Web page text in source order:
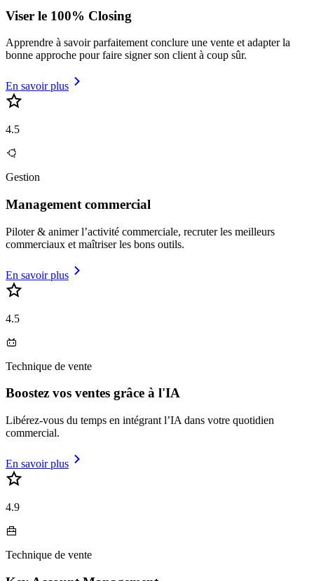
Viser le 100% Closing
Apprendre à savoir parfaitement conclure une vente et adapter la
bonne approche pour faire signer son client à coup sûr.
En savoir plus
4.5
Gestion
Management commercial
Piloter & animer l’activité commerciale, recruter les meilleurs
commerciaux et maîtriser les bons outils.
En savoir plus
4.5
Technique de vente
Boostez vos ventes grâce à l'IA
Libérez-vous du temps en intégrant l’IA dans votre quotidien
commercial.
En savoir plus
4.9
Technique de vente